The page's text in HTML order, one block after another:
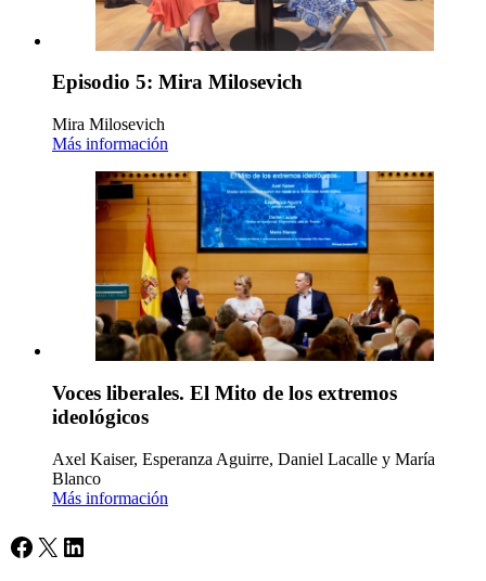
Episodio 5: Mira Milosevich
Mira Milosevich
Más información
Voces liberales. El Mito de los extremos
ideológicos
Axel Kaiser, Esperanza Aguirre, Daniel Lacalle y María
Blanco
Más información
Facebook
X LinkedIn